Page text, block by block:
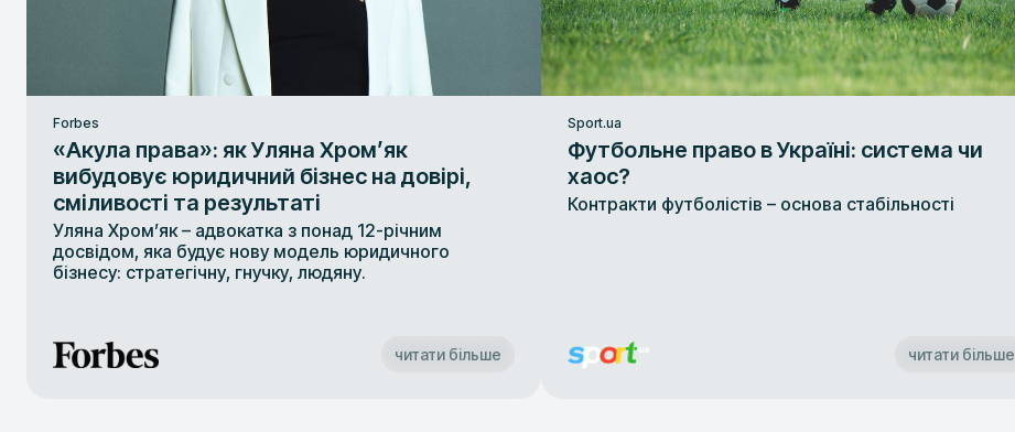
Forbes
«Акула права»: як Уляна Хром’як
вибудовує юридичний бізнес на довірі,
сміливості та результаті
Уляна Хром’як – адвокатка з понад 12-річним
досвідом, яка будує нову модель юридичного
бізнесу: стратегічну, гнучку, людяну.
читати більше
Sport.ua
Футбольне право в Україні: система чи
хаос?
Контракти футболістів – основа стабільності
читати більше